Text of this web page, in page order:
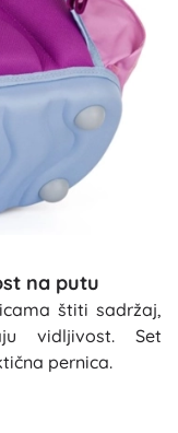
na putu
štiti sadržaj,
vidljivost. Set
pernica.